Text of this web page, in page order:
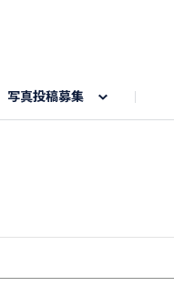
写真投稿募集
ィガイド